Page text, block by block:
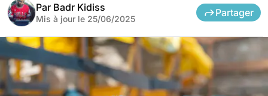
Par Badr Kidiss
Mis à jour le 25/06/2025
Partager